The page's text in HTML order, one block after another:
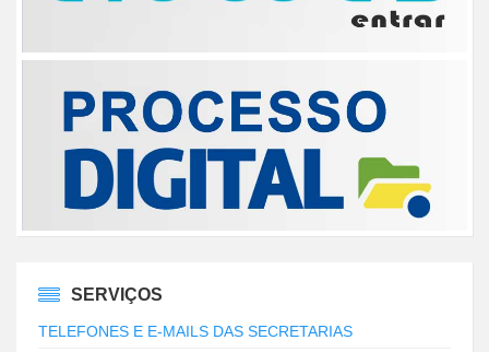
SERVIÇOS
TELEFONES E E-MAILS DAS SECRETARIAS